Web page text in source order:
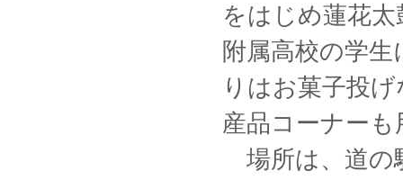
をはじめ蓮花
附属高校の学
りはお菓子投
産品コーナー
場所は、道の